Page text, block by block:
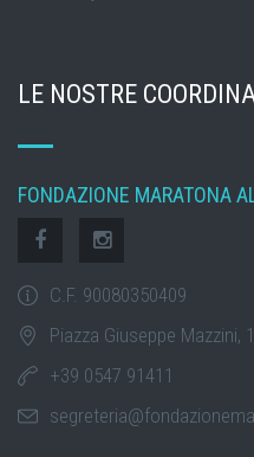
LE NOSTRE
FONDAZIONE MARATONA
C.F. 90080350409
Piazza Giuseppe Mazzini,
+39 0547 91411